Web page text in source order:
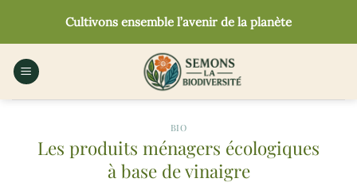
contenu
Cultivons ensemble l’avenir de la planète
BIO
Les produits ménagers écologiques
à base de vinaigre